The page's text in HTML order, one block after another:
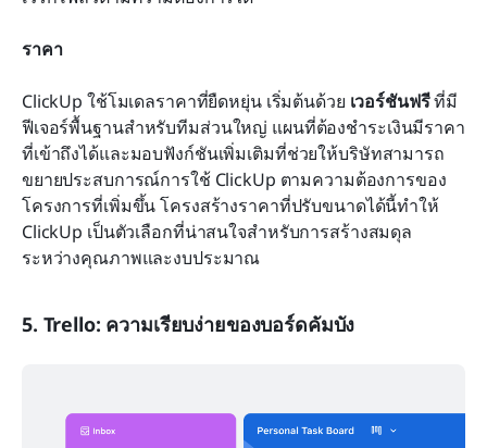
ราคา
ClickUp ใช้โมเดลราคาที่ยืดหยุ่น เริ่มต้นด้วย เวอร์ชันฟรี ที่มี
ฟีเจอร์พื้นฐานสำหรับทีมส่วนใหญ่ แผนที่ต้องชำระเงินมีราคา
ที่เข้าถึงได้และมอบฟังก์ชันเพิ่มเติมที่ช่วยให้บริษัทสามารถ
ขยายประสบการณ์การใช้ ClickUp ตามความต้องการของ
โครงการที่เพิ่มขึ้น โครงสร้างราคาที่ปรับขนาดได้นี้ทำให้
ClickUp เป็นตัวเลือกที่น่าสนใจสำหรับการสร้างสมดุล
ระหว่างคุณภาพและงบประมาณ
5. Trello: ความเรียบง่ายของบอร์ดคัมบัง